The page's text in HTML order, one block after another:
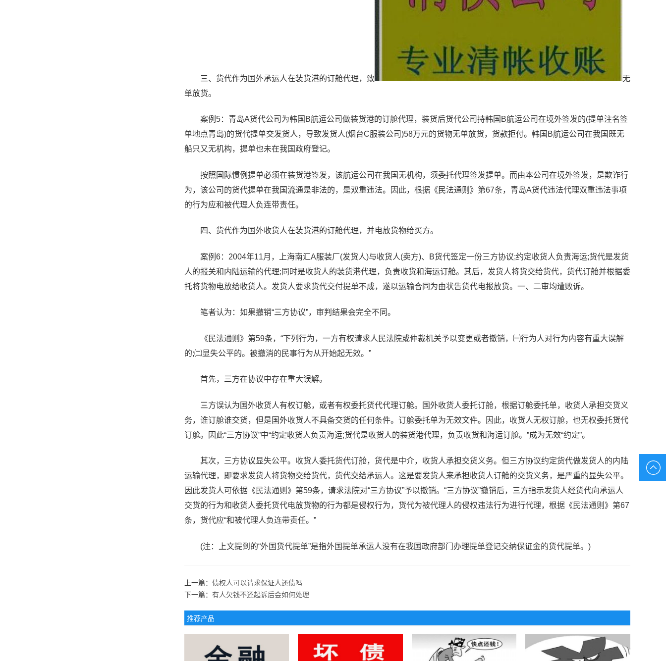
三、货代作为国外承运人在装货港的订舱代理，致
无
单放货。
案例5：青岛A货代公司为韩国B航运公司做装货港的订舱代理，装货后货代公司持韩国B航运公司在境外签发的(提单注名签
单地点青岛)的货代提单交发货人，导致发货人(烟台C服装公司)58万元的货物无单放货，货款拒付。韩国B航运公司在我国既无
船只又无机构，提单也未在我国政府登记。
按照国际惯例提单必须在装货港签发，该航运公司在我国无机构，须委托代理签发提单。而由本公司在境外签发，是欺诈行
为，该公司的货代提单在我国流通是非法的，是双重违法。因此，根据《民法通则》第67条，青岛A货代违法代理双重违法事项
的行为应和被代理人负连带责任。
四、货代作为国外收货人在装货港的订舱代理，并电放货物给买方。
案例6：2004年11月，上海南汇A服装厂(发货人)与收货人(卖方)、B货代签定一份三方协议;约定收货人负责海运;货代是发货
人的报关和内陆运输的代理;同时是收货人的装货港代理，负责收货和海运订舱。其后，发货人将货交给货代，货代订舱并根据委
托将货物电放给收货人。发货人要求货代交付提单不成，遂以运输合同为由状告货代电报放货。一、二审均遭败诉。
笔者认为：如果撤销“三方协议”，审判结果会完全不同。
《民法通则》第59条，“下列行为，一方有权请求人民法院或仲裁机关予以变更或者撤销，㈠行为人对行为内容有重大误解
的;㈡显失公平的。被撤消的民事行为从开始起无效。”
首先，三方在协议中存在重大误解。
三方误认为国外收货人有权订舱，或者有权委托货代代理订舱。国外收货人委托订舱，根据订舱委托单，收货人承担交货义
务，谁订舱谁交货，但是国外收货人不具备交货的任何条件。订舱委托单为无效文件。因此，收货人无权订舱，也无权委托货代
订舱。因此“三方协议”中“约定收货人负责海运;货代是收货人的装货港代理，负责收货和海运订舱。”成为无效“约定”。
其次，三方协议显失公平。收货人委托货代订舱，货代是中介，收货人承担交货义务。但三方协议约定货代做发货人的内陆
运输代理，即要求发货人将货物交给货代，货代交给承运人。这是要发货人来承担收货人订舱的交货义务，是严重的显失公平。
因此发货人可依据《民法通则》第59条，请求法院对“三方协议”予以撤销。“三方协议”撤销后，三方指示发货人经货代向承运人
交货的行为和收货人委托货代电放货物的行为都是侵权行为，货代为被代理人的侵权违法行为进行代理，根据《民法通则》第67
条，货代应“和被代理人负连带责任。”
(注：上文提到的“外国货代提单”是指外国提单承运人没有在我国政府部门办理提单登记交纳保证金的货代提单。)
上一篇： 债权人可以请求保证人还债吗
下一篇： 有人欠钱不还起诉后会如何处理
推荐产品